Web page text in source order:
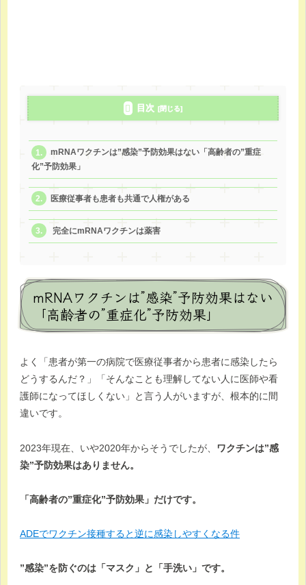
目次
mRNAワクチンは”感染”予防効果はない「高齢者の”重症
化”予防効果」
医療従事者も患者も共通で人権がある
完全にmRNAワクチンは薬害
mRNAワクチンは”感染”予防効果はない
「高齢者の”重症化”予防効果」
よく「患者が第一の病院で医療従事者から患者に感染したら
どうするんだ？」「そんなことも理解してない人に医師や看
護師になってほしくない」と言う人がいますが、根本的に間
違いです。
2023年現在、いや2020年からそうでしたが、
ワクチンは”感
染”予防効果はありません。
「高齢者の”重症化”予防効果」だけです。
ADEでワクチン接種すると逆に感染しやすくなる件
”感染”を防ぐのは「マスク」と「手洗い」です。